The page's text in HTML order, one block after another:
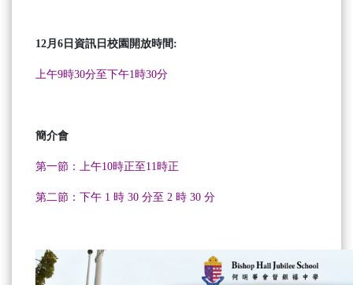
12月6日資訊日校園開放時間:
上午9時30分至下午1時30分
簡介會
第一節：上午10時正至11時正
第二節：下午 1 時 30 分至 2 時 30 分